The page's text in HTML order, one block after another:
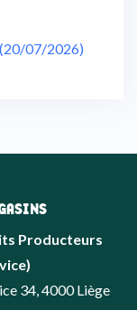
(20/07/2026)
Producteurs
34, 4000 Liège